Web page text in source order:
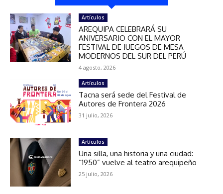
Artículos
AREQUIPA CELEBRARÁ SU
ANIVERSARIO CON EL MAYOR
FESTIVAL DE JUEGOS DE MESA
MODERNOS DEL SUR DEL PERÚ
4 agosto, 2026
Artículos
Tacna será sede del Festival de
Autores de Frontera 2026
31 julio, 2026
Artículos
Una silla, una historia y una ciudad:
“1950” vuelve al teatro arequipeño
25 julio, 2026